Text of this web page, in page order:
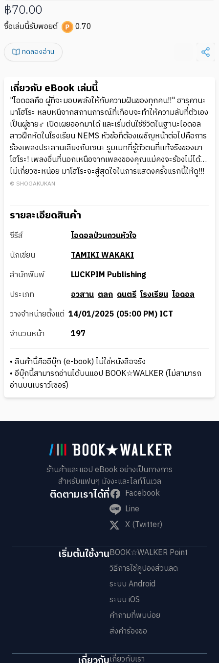
฿70.00
ซื้อเล่มนี้รับพอยต์ 0.70
ทดลองอ่าน
เกี่ยวกับ eBook เล่มนี้
"ไอดอลคือ ผู้ที่จะมอบพลังให้กับความฝันของทุกคน!!" ฮารุคานะ
มาโฮโระ หลบหนีจากสถานการณ์ที่เกือบจะทำให้ความลับที่ตัวเอง
เป็นผู้ชาย♂ เปิดเผยออกมาได้ และเริ่มต้นใช้ชีวิตในฐานะไอดอล
สาวฝึกหัดในโรงเรียน NEMS หัวข้อที่ต้องเผชิญหน้าต่อไปคือการ
ร้องเพลงประสานเสียงกับเซนะ รูมเมทที่รู้ตัวตนที่เเท้จริงของมา
โฮโระ! เพลงอื่นที่นอกเหนือจากเพลงของคุณแม่คงจะร้องไม่ได้…
ไม่เกี่ยวซะหน่อย มาโฮโระจะสู้สุดใจในการแสดงครั้งแรกนี้ให้ดู!!!
© SHOGAKUKAN
รายละเอียดสินค้า
ซีรีส์
ไอดอลป่วนกวนหัวใจ
นักเขียน
TAMIKI WAKAKI
สำนักพิมพ์
LUCKPIM Publishing
ประเภท
อวสาน ตลก ดนตรี โรงเรียน ไอดอล
วางจำหน่ายตั้งแต่ 14/01/2025 (05:00 PM) ICT
จำนวนหน้า
197
• สินค้านี้คืออีบุ๊ก (e-book) ไม่ใช่หนังสือจริง
• อีบุ๊กนี้สามารถอ่านได้บนแอป BOOK☆WALKER (ไม่สามารถ
อ่านบนเบราว์เซอร์)
ร้านค้าและแอป eBook อย่างเป็นทางการ
สำหรับแฟนๆ มังงะและไลท์โนเวล
ติดตามเราได้ที่
Facebook
Line
X (Twitter)
เริ่มต้นใช้งานBOOK☆WALKER Point
วิธีการใช้คูปองส่วนลด
ระบบ Android
ระบบ iOS
คำถามที่พบบ่อย
ส่งคำร้องขอ
เกี่ยวกับเรา